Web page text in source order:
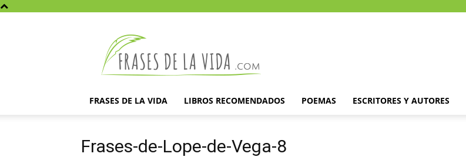
la
vida
FRASES DE LA VIDA LIBROS RECOMENDADOS POEMAS ESCRITORES Y AUTORES
Frases-de-Lope-de-Vega-8